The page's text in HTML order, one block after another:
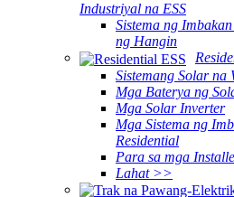
Industriyal na ESS
Sistema ng
ng Hangin
Sistemang Solar na
Mga Baterya ng
Mga Solar Inverter
Mga Sistema ng
Residential
Para sa mga
Lahat >>